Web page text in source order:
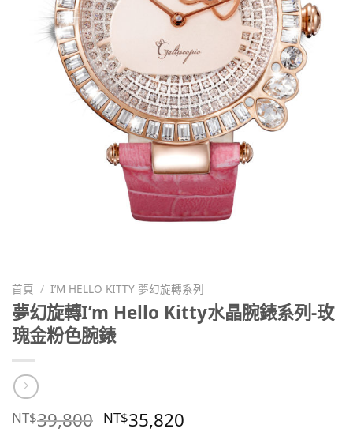
首頁 / I’M HELLO KITTY 夢幻旋轉系列
夢幻旋轉I’m Hello Kitty水晶腕錶系列-玫
瑰金粉色腕錶
NT$39,800 NT$35,820